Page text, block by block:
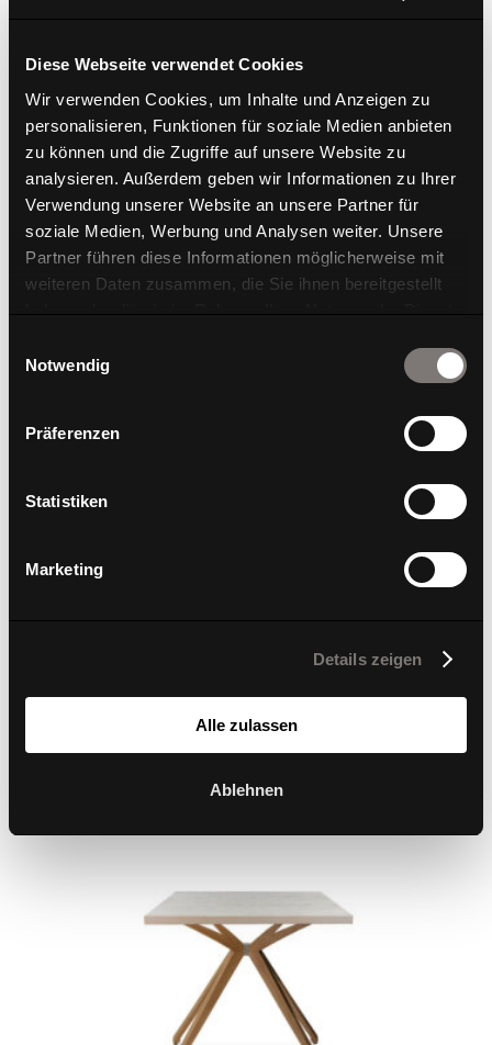
Diese Webseite verwendet Cookies
Wir verwenden Cookies, um Inhalte und Anzeigen zu
personalisieren, Funktionen für soziale Medien anbieten
zu können und die Zugriffe auf unsere Website zu
analysieren. Außerdem geben wir Informationen zu Ihrer
Verwendung unserer Website an unsere Partner für
soziale Medien, Werbung und Analysen weiter. Unsere
Partner führen diese Informationen möglicherweise mit
weiteren Daten zusammen, die Sie ihnen bereitgestellt
haben oder die sie im Rahmen Ihrer Nutzung der Dienste
Notwendig
Präferenzen
Statistiken
Marketing
Details zeigen
Alle zulassen
Ablehnen
W-Table Holzgestell